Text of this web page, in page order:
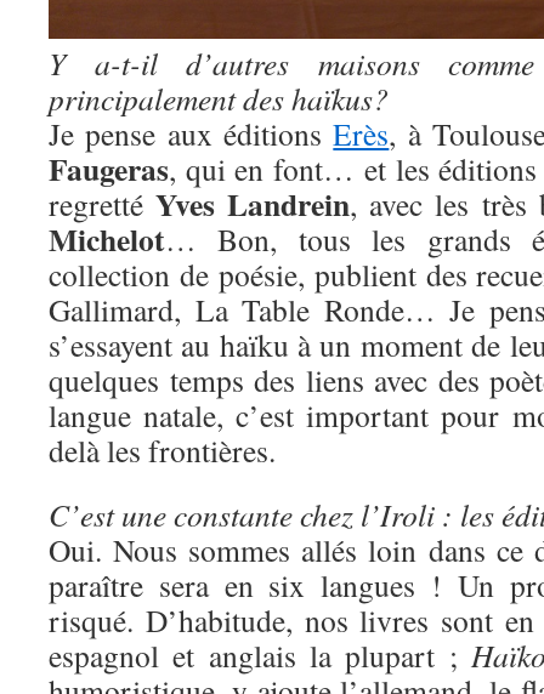
Y a-t-il d’autres maisons
principalement des haïkus?
Je pense aux éditionsErès, à
Faugeras, qui en font… et les
regrettéYves Landrein, avec les
Michelot… Bon, tous les grands
collection de poésie, publient des
Gallimard, La Table Ronde… Je
s’essayent au haïku à un moment de
quelques temps des liens avec des
langue natale, c’est important pour
delà les frontières.
C’est une constante chez l’Iroli : les
Oui. Nous sommes allés loin dans ce
paraître sera en six langues ! Un
risqué. D’habitude, nos livres sont
espagnol et anglais la plupart ;